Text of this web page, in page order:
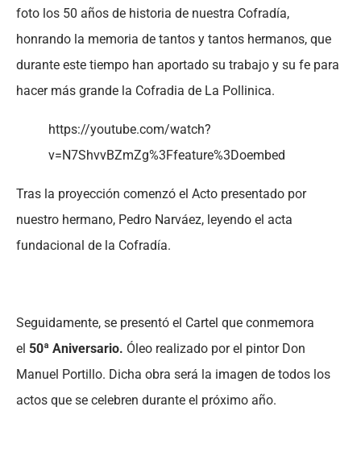
foto los 50 años de historia de nuestra Cofradía,
honrando la memoria de tantos y tantos hermanos, que
durante este tiempo han aportado su trabajo y su fe para
hacer más grande la Cofradia de La Pollinica.
https://youtube.com/watch?
v=N7ShvvBZmZg%3Ffeature%3Doembed
Tras la proyección comenzó el Acto presentado por
nuestro hermano, Pedro Narváez, leyendo el acta
fundacional de la Cofradía.
Seguidamente, se presentó el Cartel que conmemora
el 50ª Aniversario. Óleo realizado por el pintor Don
Manuel Portillo. Dicha obra será la imagen de todos los
actos que se celebren durante el próximo año.